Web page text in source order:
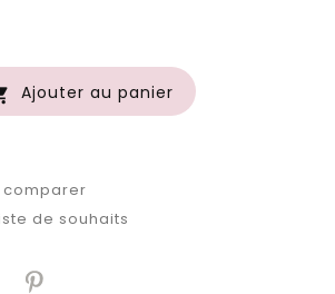
Ajouter au panier
de souhaits